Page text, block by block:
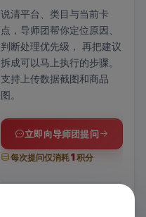
说清平台、类目与当前卡
点，导师团帮你定位原因、
判断处理优先级， 再把建议
拆成可以马上执行的步骤。
支持上传数据截图和商品
图。
立即向导师团提问
每次提问仅消耗1 积分
1